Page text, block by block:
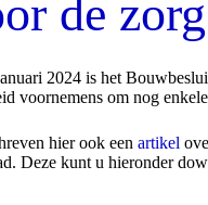
de zorg
2024 is het
voornemens om nog
hier ook een artikel
Deze kunt u hieronder